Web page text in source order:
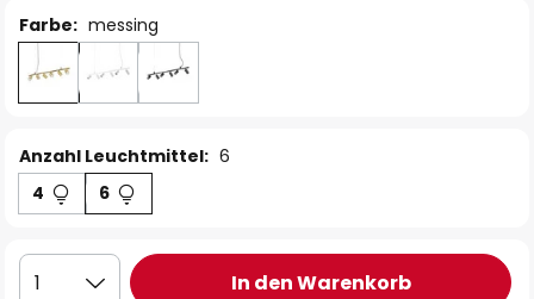
Farbe: messing
Anzahl Leuchtmittel: 6
4
6
1 In den Warenkorb